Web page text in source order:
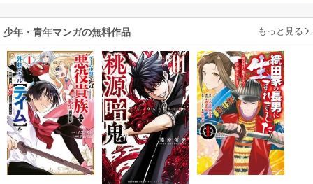
少年・青年マンガの無料作品 もっと見る